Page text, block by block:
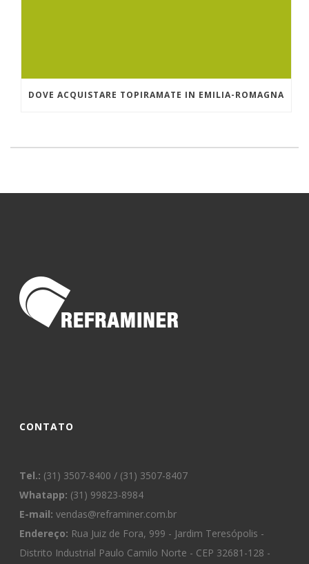
DOVE ACQUISTARE TOPIRAMATE IN EMILIA-ROMAGNA
CONTATO
Tel.: (31) 3507-8400 / (31) 3507-8407
Whatapp: (31) 99823-8984
E-mail: vendas@reframiner.com.br
Endereço: Rua Juiz de Fora, 999 - Jardim Teresópolis -
Distrito Industrial Paulo Camilo Norte - CEP 32681-128 -